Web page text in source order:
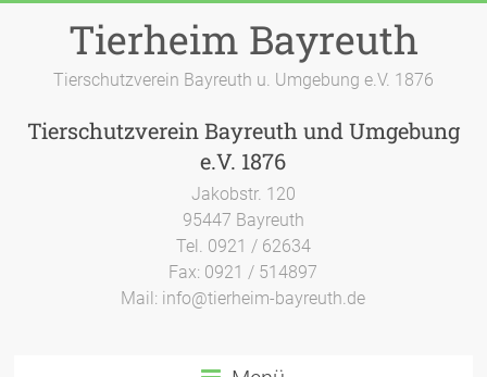
Tierheim Bayreuth
Tierschutzverein Bayreuth u. Umgebung e.V. 1876
Tierschutzverein Bayreuth und Umgebung
e.V. 1876
Jakobstr. 120
95447 Bayreuth
Tel. 0921 / 62634
Fax: 0921 / 514897
Mail: info@tierheim-bayreuth.de